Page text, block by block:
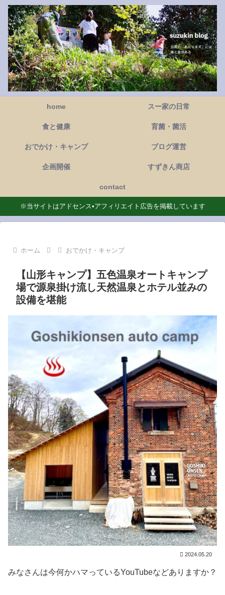
home スー家の日常
食と健康 育菌・菌活
おでかけ・キャンプ ブログ運営
企画開催 すずきん商店
contact
※当サイトはアドセンス•アフィリエイト広告を掲載しています
ホーム おでかけ・キャンプ
【山形キャンプ】五色温泉オートキャンプ
場で源泉掛け流し天然温泉とホテル並みの
設備を堪能
2024.05.20
みなさんは今何かハマっているYouTubeなどありますか？